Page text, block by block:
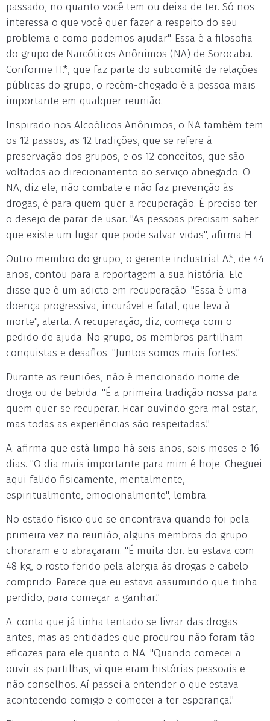
passado, no quanto você tem ou deixa de ter. Só nos
interessa o que você quer fazer a respeito do seu
problema e como podemos ajudar". Essa é a filosofia
do grupo de Narcóticos Anônimos (NA) de Sorocaba.
Conforme H.*, que faz parte do subcomitê de relações
públicas do grupo, o recém-chegado é a pessoa mais
importante em qualquer reunião.
Inspirado nos Alcoólicos Anônimos, o NA também tem
os 12 passos, as 12 tradições, que se refere à
preservação dos grupos, e os 12 conceitos, que são
voltados ao direcionamento ao serviço abnegado. O
NA, diz ele, não combate e não faz prevenção às
drogas, é para quem quer a recuperação. É preciso ter
o desejo de parar de usar. "As pessoas precisam saber
que existe um lugar que pode salvar vidas", afirma H.
Outro membro do grupo, o gerente industrial A.*, de 44
anos, contou para a reportagem a sua história. Ele
disse que é um adicto em recuperação. "Essa é uma
doença progressiva, incurável e fatal, que leva à
morte", alerta. A recuperação, diz, começa com o
pedido de ajuda. No grupo, os membros partilham
conquistas e desafios. "Juntos somos mais fortes."
Durante as reuniões, não é mencionado nome de
droga ou de bebida. "É a primeira tradição nossa para
quem quer se recuperar. Ficar ouvindo gera mal estar,
mas todas as experiências são respeitadas."
A. afirma que está limpo há seis anos, seis meses e 16
dias. "O dia mais importante para mim é hoje. Cheguei
aqui falido fisicamente, mentalmente,
espiritualmente, emocionalmente", lembra.
No estado físico que se encontrava quando foi pela
primeira vez na reunião, alguns membros do grupo
choraram e o abraçaram. "É muita dor. Eu estava com
48 kg, o rosto ferido pela alergia às drogas e cabelo
comprido. Parece que eu estava assumindo que tinha
perdido, para começar a ganhar."
A. conta que já tinha tentado se livrar das drogas
antes, mas as entidades que procurou não foram tão
eficazes para ele quanto o NA. "Quando comecei a
ouvir as partilhas, vi que eram histórias pessoais e
não conselhos. Aí passei a entender o que estava
acontecendo comigo e comecei a ter esperança."